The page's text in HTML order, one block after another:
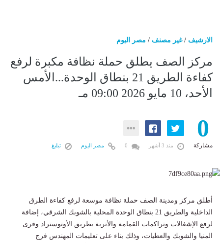
الارشيف /غير مصنف / مصر اليوم
مركز الصف يطلق حملة نظافة مكبرة لرفع
كفاءة الطريق 21 بنطاق الوحدة...الأمس
الأحد، 10 مايو 2026 09:00 مـ
0
مشاركة منذ 3 أشهر مصر اليوم تبليغ
أطلق مركز ومدينة الصف حملة نظافة موسعة لرفع كفاءة الطرق
الداخلية والطريق 21 بنطاق الوحدة المحلية بالشوبك الشرقي، إضافة
لرفع الإشغالات وتراكمات القمامة والأتربة بطريق الأوتوستراد وقرى
المنيا والشوبك والعطيات، وذلك بناء على تعليمات المهندس فرج